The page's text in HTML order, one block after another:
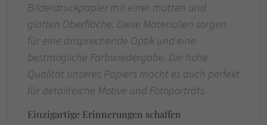
Bilderdruckpapier mit einer matten und
glatten Oberfläche. Diese Materialien sorgen
für eine ansprechende Optik und eine
bestmögliche Farbwiedergabe. Die hohe
Qualität unseres Papiers macht es auch perfekt
für detailreiche Motive und Fotoporträts.
Einzigartige Erinnerungen schaffen